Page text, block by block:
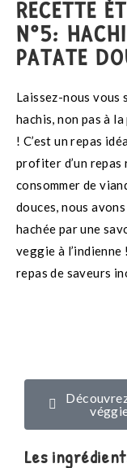
RECETTE
N°5:
PATATE
Laissez-nous vous
hachis, non pas à
! C’est un repas
profiter d’un repas
consommer de
douces, nous
hachée par une
veggie à
repas de saveurs
Les